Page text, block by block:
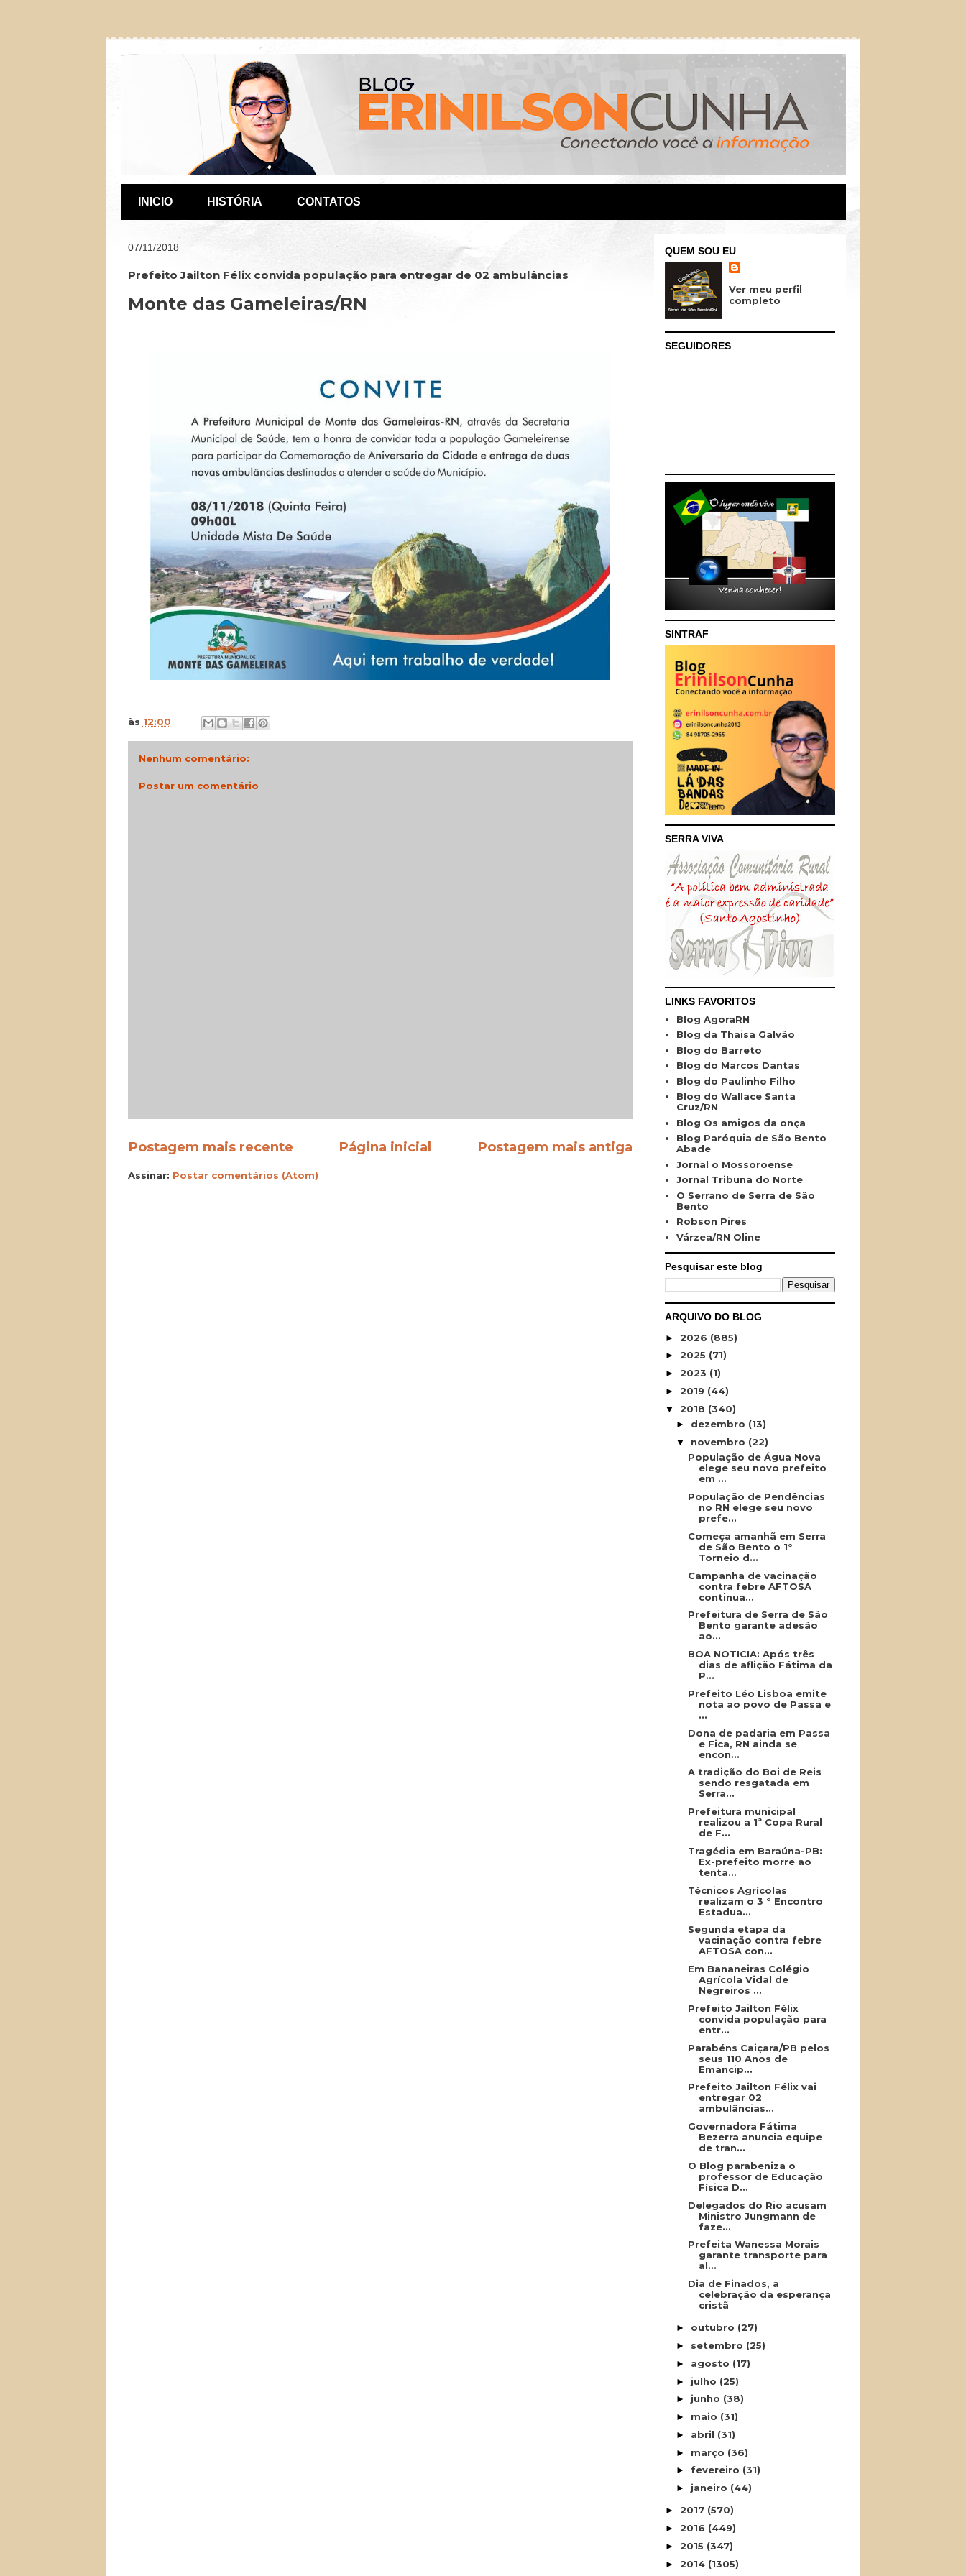
INICIO HISTÓRIA CONTATOS
07/11/2018
Prefeito Jailton Félix convida população para entregar de 02 ambulâncias
Monte das Gameleiras/RN
às 12:00
Nenhum comentário:
Postar um comentário
Postagem mais recente Postagem mais antiga
Página inicial
Assinar: Postar comentários (Atom)
QUEM SOU EU
Ver meu perfil
completo
SEGUIDORES
SINTRAF
SERRA VIVA
LINKS FAVORITOS
Blog AgoraRN
Blog da Thaisa Galvão
Blog do Barreto
Blog do Marcos Dantas
Blog do Paulinho Filho
Blog do Wallace Santa
Cruz/RN
Blog Os amigos da onça
Blog Paróquia de São Bento
Abade
Jornal o Mossoroense
Jornal Tribuna do Norte
O Serrano de Serra de São
Bento
Robson Pires
Várzea/RN Oline
Pesquisar este blog
ARQUIVO DO BLOG
► 2026 (885)
► 2025 (71)
► 2023 (1)
► 2019 (44)
▼ 2018 (340)
► dezembro (13)
▼ novembro (22)
População de Água Nova
elege seu novo prefeito
em ...
População de Pendências
no RN elege seu novo
prefe...
Começa amanhã em Serra
de São Bento o 1°
Torneio d...
Campanha de vacinação
contra febre AFTOSA
continua...
Prefeitura de Serra de São
Bento garante adesão
ao...
BOA NOTICIA: Após três
dias de aflição Fátima da
P...
Prefeito Léo Lisboa emite
nota ao povo de Passa e
...
Dona de padaria em Passa
e Fica, RN ainda se
encon...
A tradição do Boi de Reis
sendo resgatada em
Serra...
Prefeitura municipal
realizou a 1ª Copa Rural
de F...
Tragédia em Baraúna-PB:
Ex-prefeito morre ao
tenta...
Técnicos Agrícolas
realizam o 3 ° Encontro
Estadua...
Segunda etapa da
vacinação contra febre
AFTOSA con...
Em Bananeiras Colégio
Agrícola Vidal de
Negreiros ...
Prefeito Jailton Félix
convida população para
entr...
Parabéns Caiçara/PB pelos
seus 110 Anos de
Emancip...
Prefeito Jailton Félix vai
entregar 02
ambulâncias...
Governadora Fátima
Bezerra anuncia equipe
de tran...
O Blog parabeniza o
professor de Educação
Física D...
Delegados do Rio acusam
Ministro Jungmann de
faze...
Prefeita Wanessa Morais
garante transporte para
al...
Dia de Finados, a
celebração da esperança
cristã
► outubro (27)
► setembro (25)
► agosto (17)
► julho (25)
► junho (38)
► maio (31)
► abril (31)
► março (36)
► fevereiro (31)
► janeiro (44)
► 2017 (570)
► 2016 (449)
► 2015 (347)
► 2014 (1305)